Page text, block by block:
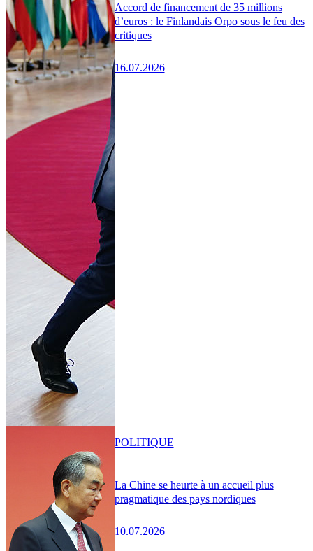
Accord de financement de 35 millions
d’euros : le Finlandais Orpo sous le feu des
critiques
16.07.2026
La Chine se heurte à un accueil plus
pragmatique des pays nordiques
10.07.2026
POLITIQUE